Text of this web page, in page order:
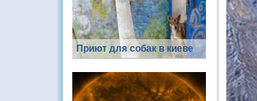
Приют для собак в киеве